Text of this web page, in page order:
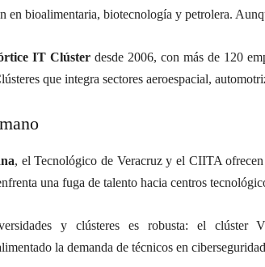
bioalimentaria, biotecnología y petrolera.
IT Clúster desde 2006, con más de 120
que integra sectores aeroespacial,
, el Tecnológico de Veracruz y el CIITA
una fuga de talento hacia centros
y clústeres es robusta: el
la demanda de técnicos en